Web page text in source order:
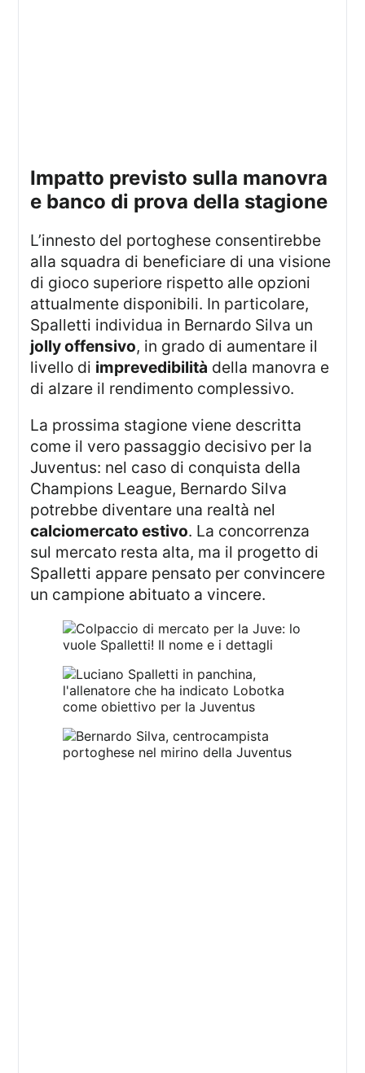
impatto previsto sulla manovra
e banco di prova della stagione
L’innesto del portoghese consentirebbe
alla squadra di beneficiare di una visione
di gioco superiore rispetto alle opzioni
attualmente disponibili. In particolare,
Spalletti individua in Bernardo Silva un
jolly offensivo, in grado di aumentare il
livello di imprevedibilità della manovra e
di alzare il rendimento complessivo.
La prossima stagione viene descritta
come il vero passaggio decisivo per la
Juventus: nel caso di conquista della
Champions League, Bernardo Silva
potrebbe diventare una realtà nel
calciomercato estivo. La concorrenza
sul mercato resta alta, ma il progetto di
Spalletti appare pensato per convincere
un campione abituato a vincere.